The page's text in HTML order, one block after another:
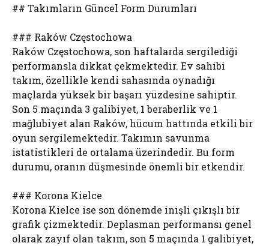
## Takımların Güncel Form Durumları
### Raków Częstochowa
Raków Częstochowa, son haftalarda sergilediği
performansla dikkat çekmektedir. Ev sahibi
takım, özellikle kendi sahasında oynadığı
maçlarda yüksek bir başarı yüzdesine sahiptir.
Son 5 maçında 3 galibiyet, 1 beraberlik ve 1
mağlubiyet alan Raków, hücum hattında etkili bir
oyun sergilemektedir. Takımın savunma
istatistikleri de ortalama üzerindedir. Bu form
durumu, oranın düşmesinde önemli bir etkendir.
### Korona Kielce
Korona Kielce ise son dönemde inişli çıkışlı bir
grafik çizmektedir. Deplasman performansı genel
olarak zayıf olan takım, son 5 maçında 1 galibiyet,